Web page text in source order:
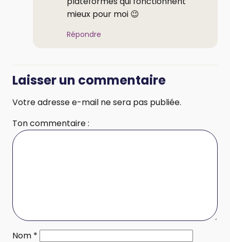
mieux pour moi 😉
Répondre
Laisser un commentaire
Votre adresse e-mail ne sera pas publiée.
Ton commentaire :
Nom *